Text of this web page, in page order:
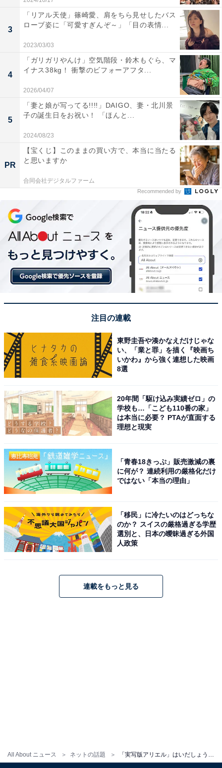
All About ニュース ネットの話題
3
「リアル天使」篠崎愛、肩をちら見せしたバス
ローブ姿に「可愛すぎんぞ～」「目の表情...
2023/03/03
4
「ガリガリやんけ」空気階段・鈴木もぐら、マ
イナス38kg！ 衝撃のビフォーアフタ...
2026/04/07
5
「妻と娘が写ってる!!!!」DAIGO、妻・北川景
子の誕生日をお祝い！ 「ほんと...
2024/08/23
PR
【宝くじ】このままの買い方で、本当に当たる
と思いますか
合同会社デジタルファーム
Recommended by
注目の連載
東野圭吾や湊かなえだけじゃな
い、「業と罪」を描く『映画ち
いかわ』から強く連想した映画
8選
20年間「駆け込み実績ゼロ」の
学校も…「こども110番の家」
は本当に必要？ PTAが直面する
理想と現実
「青春18きっぷ」販売激減の裏
に何が？ 連続利用の厳格化だけ
ではない「本当の理由」
「移民」に冷たいのはどっちな
のか？ スイスの厳格過ぎる学歴
選別と、日本の曖昧過ぎる外国
人政策
連載をもっと見る